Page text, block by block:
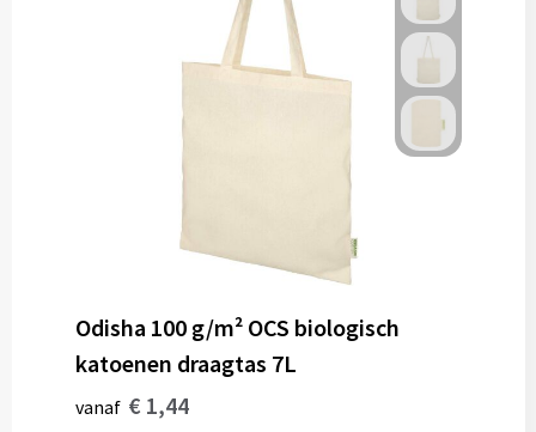
Odisha 100 g/m² OCS biologisch
katoenen draagtas 7L
vanaf € 1,44